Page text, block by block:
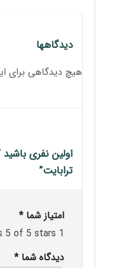
دیدگاهها
هیچ دیدگاهی برای
ترابایت”
امتیاز شما*
1 of 5 stars
5 of 5 stars
دیدگاه شما*